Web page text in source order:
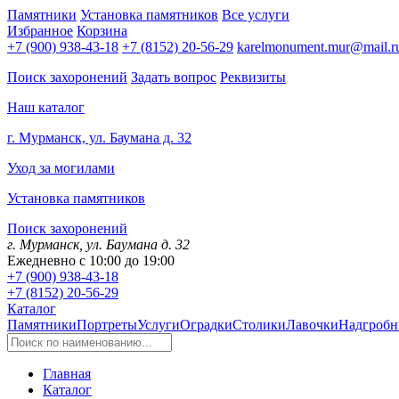
Памятники Установка памятников Все услуги
Избранное Корзина
+7 (900) 938-43-18 +7 (8152) 20-56-29
Поиск захоронений Задать вопрос Реквизиты
Наш каталог
г. Мурманск, ул. Баумана д. 32
Уход за могилами
Установка памятников
Поиск захоронений
г. Мурманск, ул. Баумана д. 32
Ежедневно с 10:00 до 19:00
+7 (900) 938-43-18
+7 (8152) 20-56-29
Каталог
ПамятникиПортретыУслугиОградкиСтоликиЛавочки
Главная
Каталог